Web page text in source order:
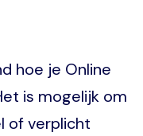
hoe je Online
is mogelijk om
of verplicht